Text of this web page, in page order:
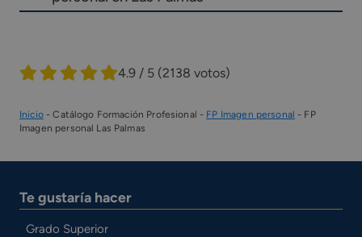
4.9 / 5 (2138 votos)
Inicio-Catálogo Formación Profesional - FP Imagen personal - FP
Imagen personal Las Palmas
Te gustaría hacer
Grado Superior